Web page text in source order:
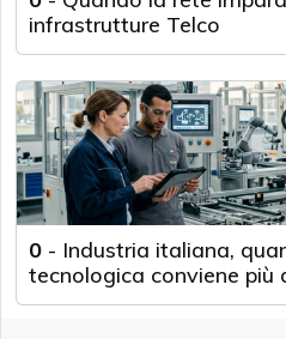
infrastrutture Telco
0 - Industria italiana,
tecnologica conviene più